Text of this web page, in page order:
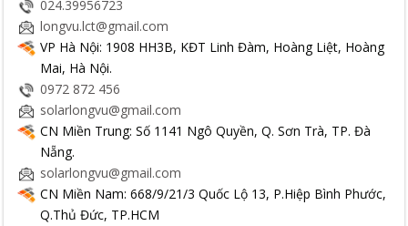
024.39956723
longvu.lct@gmail.com
VP Hà Nội: 1908 HH3B, KĐT Linh Đàm, Hoàng Liệt, Hoàng
Mai, Hà Nội.
0972 872 456
solarlongvu@gmail.com
CN Miền Trung: Số 1141 Ngô Quyền, Q. Sơn Trà, TP. Đà
Nẵng.
solarlongvu@gmail.com
CN Miền Nam: 668/9/21/3 Quốc Lộ 13, P.Hiệp Bình Phước,
Q.Thủ Đức, TP.HCM